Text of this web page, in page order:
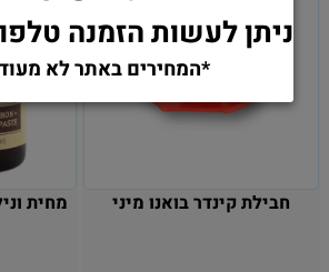
חבילת קינדר בואנו מיני
ניתן לעשות הזמנה
*המחירים באתר לא